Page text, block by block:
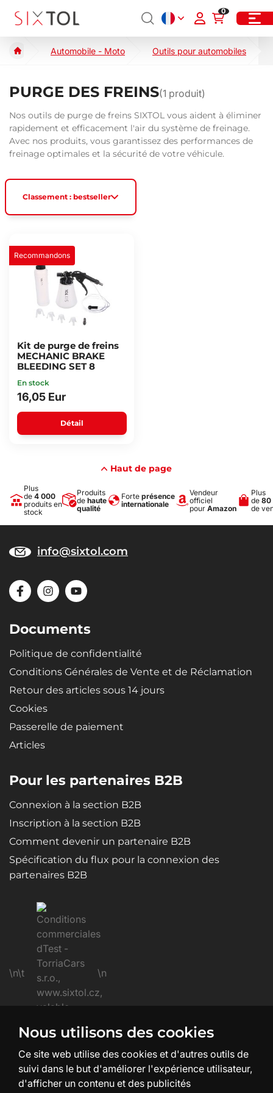
0
Automobile - Moto Outils pour automobiles
PURGE DES FREINS(1 produit)
Nos outils de purge de freins SIXTOL vous aident à éliminer
rapidement et efficacement l'air du système de freinage.
Avec nos produits, vous garantissez des performances de
freinage optimales et la sécurité de votre véhicule.
Classement : bestseller
Recommandons
Kit de purge de freins
MECHANIC BRAKE
BLEEDING SET 8
En stock
16,05 Eur
Détail
Haut de page
Plus
de 4 000
produits en
stock
Produits
de haute
qualité
Forte présence
internationale
Vendeur
officiel
pour Amazon
Plus
de 80
de
info@sixtol.com
Documents
Politique de confidentialité
Conditions Générales de Vente et de Réclamation
Retour des articles sous 14 jours
Cookies
Passerelle de paiement
Articles
Pour les partenaires B2B
Connexion à la section B2B
Inscription à la section B2B
Comment devenir un partenaire B2B
Spécification du flux pour la connexion des
partenaires B2B
\n\t \n
Nous utilisons des cookies
Ce site web utilise des cookies et d'autres outils de
suivi dans le but d'améliorer l'expérience utilisateur,
d'afficher un contenu et des publicités